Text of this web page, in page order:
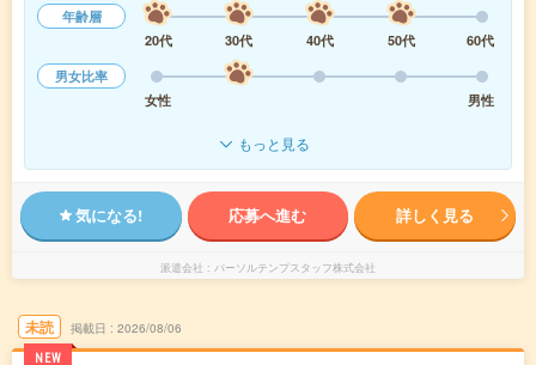
年齢層
20代
30代 40代 50代
60代
男女比率
女性
男性
もっと見る
気になる! 応募へ進む 詳しく見る
派遣会社 パーソルテンプスタッフ株式会社
未読
NEW
掲載日 2026/08/06